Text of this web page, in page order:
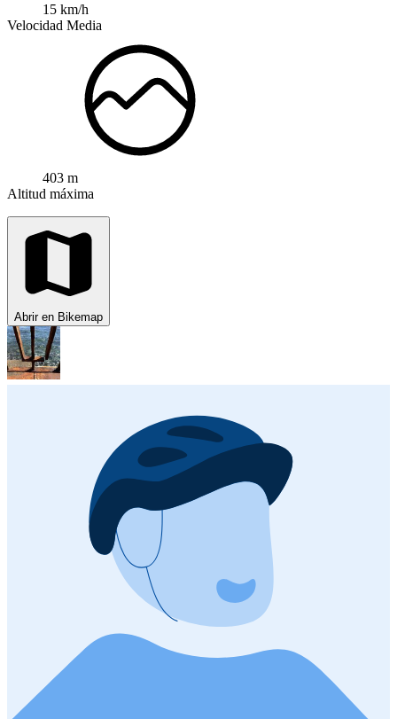
15 km/h
Velocidad Media
403 m
Altitud máxima
Abrir en Bikemap